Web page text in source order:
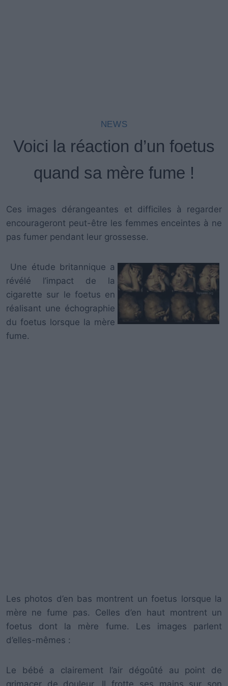
NEWS
Voici la réaction d’un foetus
quand sa mère fume !
Ces images dérangeantes et difficiles à regarder
encourageront peut-être les femmes enceintes à ne
pas fumer pendant leur grossesse.
Une étude britannique a
révélé l’impact de la
cigarette sur le foetus en
réalisant une échographie
du foetus lorsque la mère
fume.
Les photos d’en bas montrent un foetus lorsque la
mère ne fume pas. Celles d’en haut montrent un
foetus dont la mère fume. Les images parlent
d’elles-mêmes :
Le bébé a clairement l’air dégoûté au point de